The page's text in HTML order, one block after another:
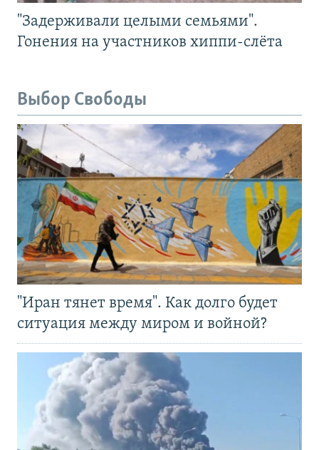
"Задерживали целыми семьями".
Гонения на участников хиппи-слёта
Выбор Свободы
"Иран тянет время". Как долго будет
ситуация между миром и войной?